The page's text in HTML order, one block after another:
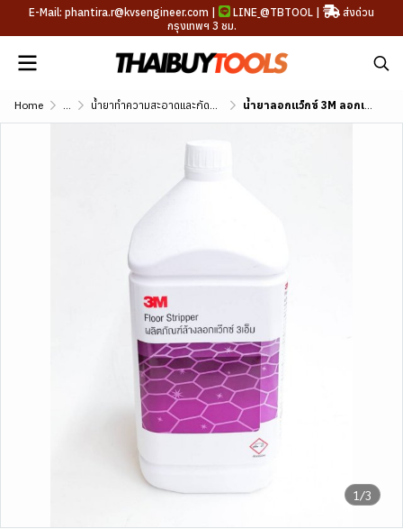
E-Mail: phantira.r@kvsengineer.com | LINE @TBTOOL |
ส่งด่วน
กรุงเทพฯ 3 ชม.
Home ... น้ำยาทำความสะอาดและกัดสนิม น้ำยาลอกแว็กซ์ 3M ลอกเคลือบเงาพื้นเก่า ขนาด 3.8L
1/3